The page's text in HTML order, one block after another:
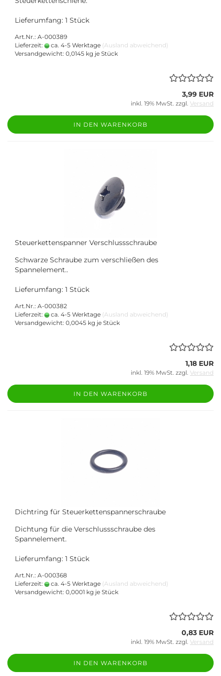
Lieferumfang: 1 Stück
Art.Nr.: A-000389
Lieferzeit:
ca. 4-5 Werktage (Ausland abweichend)
Versandgewicht: 0,0145 kg je Stück
3,99 EUR
inkl. 19% MwSt. zzgl. Versand
IN DEN WARENKORB
Steuerkettenspanner Verschlussschraube
Schwarze Schraube zum verschließen des
Spannelement..
Lieferumfang: 1 Stück
Art.Nr.: A-000382
Lieferzeit:
ca. 4-5 Werktage (Ausland abweichend)
Versandgewicht: 0,0045 kg je Stück
1,18 EUR
inkl. 19% MwSt. zzgl. Versand
IN DEN WARENKORB
Dichtring für Steuerkettenspannerschraube
Dichtung für die Verschlussschraube des
Spannelement.
Lieferumfang: 1 Stück
Art.Nr.: A-000368
Lieferzeit:
ca. 4-5 Werktage (Ausland abweichend)
Versandgewicht: 0,0001 kg je Stück
0,83 EUR
inkl. 19% MwSt. zzgl. Versand
IN DEN WARENKORB